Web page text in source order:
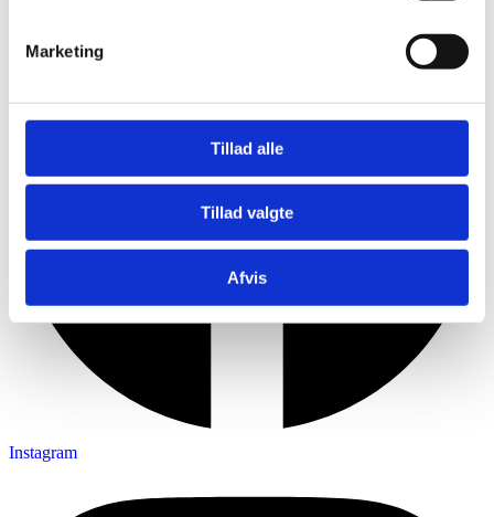
Marketing
Tillad alle
Tillad valgte
Afvis
Instagram